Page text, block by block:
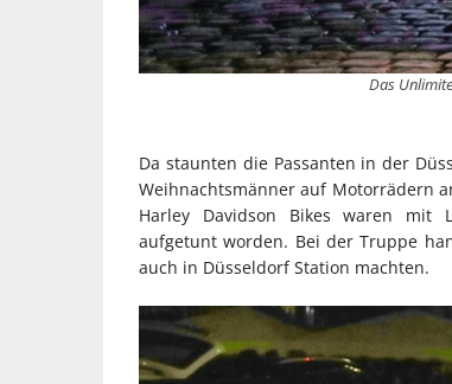
Das
Da staunten die Passanten in der
Weihnachtsmänner auf Motorrädern
Harley Davidson Bikes waren mit
aufgetunt worden. Bei der Truppe
auch in Düsseldorf Station machten.